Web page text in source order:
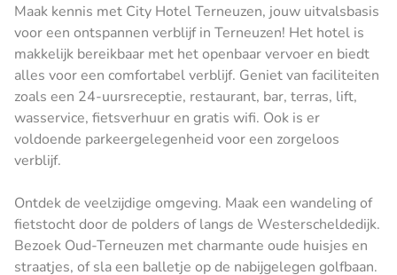
Maak kennis met City Hotel Terneuzen, jouw uitvalsbasis
voor een ontspannen verblijf in Terneuzen! Het hotel is
makkelijk bereikbaar met het openbaar vervoer en biedt
alles voor een comfortabel verblijf. Geniet van faciliteiten
zoals een 24-uursreceptie, restaurant, bar, terras, lift,
wasservice, fietsverhuur en gratis wifi. Ook is er
voldoende parkeergelegenheid voor een zorgeloos
verblijf.
Ontdek de veelzijdige omgeving. Maak een wandeling of
fietstocht door de polders of langs de Westerscheldedijk.
Bezoek Oud-Terneuzen met charmante oude huisjes en
straatjes, of sla een balletje op de nabijgelegen golfbaan.